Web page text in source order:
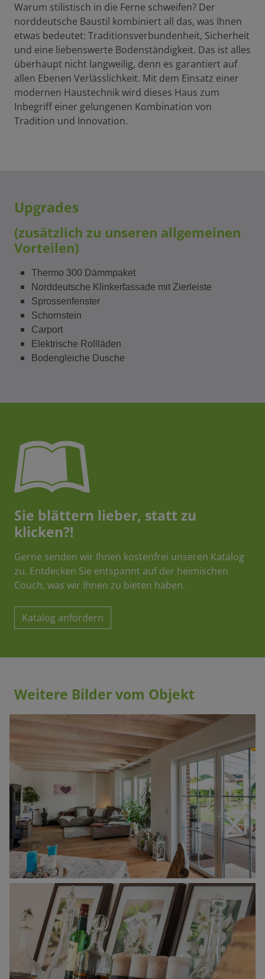
Warum stilistisch in die Ferne schweifen? Der
norddeutsche Baustil kombiniert all das, was Ihnen
etwas bedeutet: Traditionsverbundenheit, Sicherheit
und eine liebenswerte Bodenständigkeit. Das ist alles
überhaupt nicht langweilig, denn es garantiert auf
allen Ebenen Verlässlichkeit. Mit dem Einsatz einer
modernen Haustechnik wird dieses Haus zum
Inbegriff einer gelungenen Kombination von
Tradition und Innovation.
Upgrades
(zusätzlich zu unseren allgemeinen
Vorteilen)
Thermo 300 Dämmpaket
Norddeutsche Klinkerfassade mit Zierleiste
Sprossenfenster
Schornstein
Carport
Elektrische Rollläden
Bodengleiche Dusche
Sie blättern lieber, statt zu
klicken?!
Gerne senden wir Ihnen kostenfrei unseren Katalog
zu. Entdecken Sie entspannt auf der heimischen
Couch, was wir Ihnen zu bieten haben.
Katalog anfordern
Weitere Bilder vom Objekt